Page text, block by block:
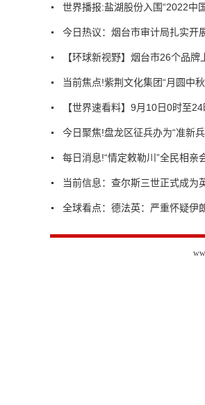
世界播报:盐湖股份入围“2022中
今日热议：烟台市审计局扎实开
【环球新视野】烟台市26个品
当前焦点!紫荆文化集团“月圆
【世界速看料】9月10日0时至
今日聚焦!盘龙区征兵办为“准新兵
每日消息!“情定敕勒川”全民相亲
当前信息：查尔斯三世正式成为
全球看点：德法英：严重怀疑伊